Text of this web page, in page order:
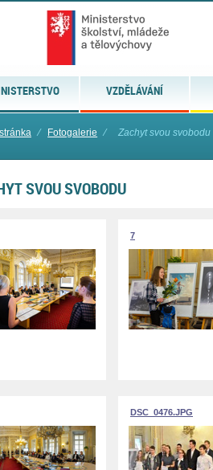
VZDĚLÁVÁNÍ
⁄ Fotogalerie ⁄ Zachyt svou svobodu
SVOU SVOBODU
7
DSC_0476.JPG